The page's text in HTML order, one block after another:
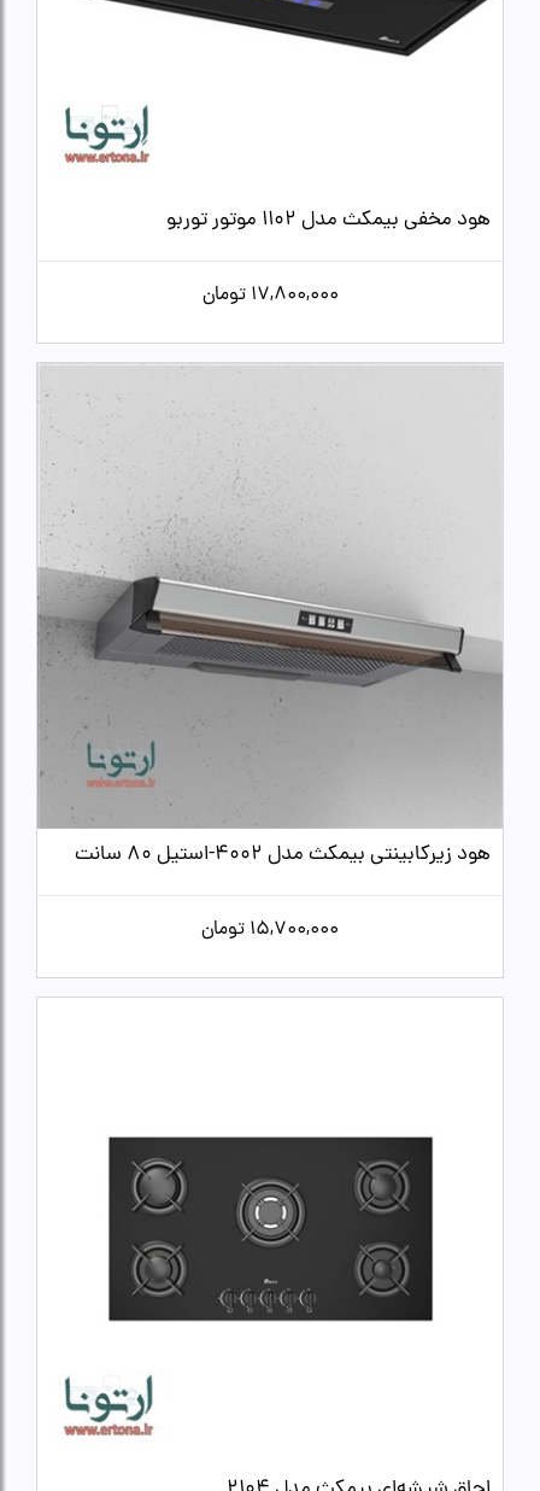
هود مخفی بیمکث مدل 1102 موتور توربو
17,800,000 تومان
هود زیرکابینتی بیمکث مدل 4002-استیل 80 سانت
15,700,000 تومان